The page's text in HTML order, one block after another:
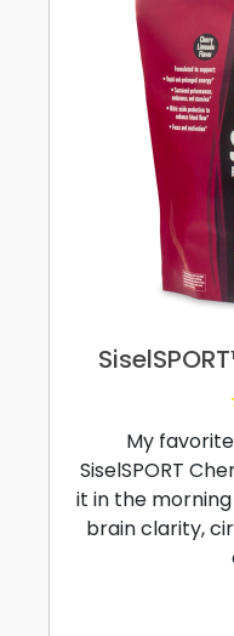
My
SiselSPORT
it in the
brain clarity,